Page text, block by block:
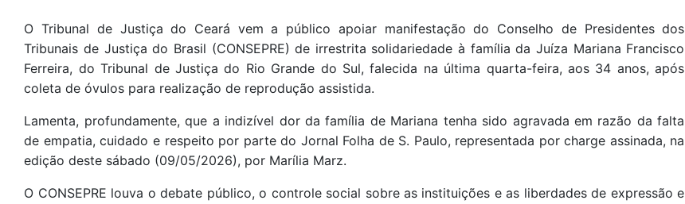
O Tribunal de Justiça do Ceará vem a público apoiar manifestação do Conselho de Presidentes dos
Tribunais de Justiça do Brasil (CONSEPRE) de irrestrita solidariedade à família da Juíza Mariana Francisco
Ferreira, do Tribunal de Justiça do Rio Grande do Sul, falecida na última quarta-feira, aos 34 anos, após
coleta de óvulos para realização de reprodução assistida.
Lamenta, profundamente, que a indizível dor da família de Mariana tenha sido agravada em razão da falta
de empatia, cuidado e respeito por parte do Jornal Folha de S. Paulo, representada por charge assinada, na
edição deste sábado (09/05/2026), por Marília Marz.
O CONSEPRE louva o debate público, o controle social sobre as instituições e as liberdades de expressão e